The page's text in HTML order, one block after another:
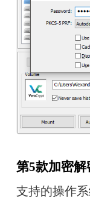
第5款加密
支持的操作系